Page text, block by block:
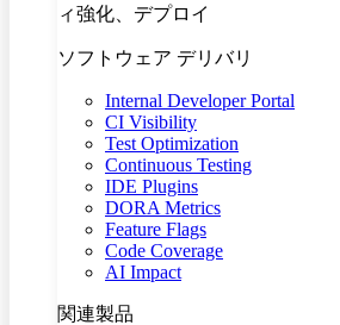
ィ強化、デプロイ
ソフトウェア デリバリ
Internal Developer Portal
CI Visibility
Test Optimization
Continuous Testing
IDE Plugins
DORA Metrics
Feature Flags
Code Coverage
AI Impact
関連製品